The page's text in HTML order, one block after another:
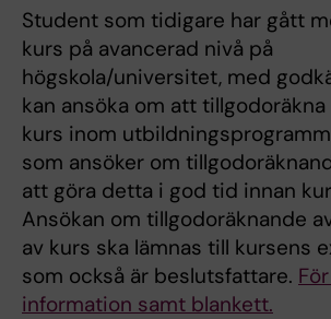
Student som tidigare har gått
kurs på avancerad nivå på
högskola/universitet, med
kan ansöka om att
kurs inom
som ansöker om
att göra detta i god tid innan
Ansökan om tillgodoräknande
av kurs ska lämnas till kursens
som också är beslutsfattare.
information samt blankett.